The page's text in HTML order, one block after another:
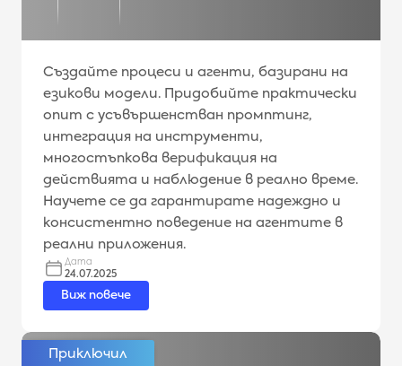
Създайте процеси и агенти, базирани на
езикови модели. Придобийте практически
опит с усъвършенстван промптинг,
интеграция на инструменти,
многостъпкова верификация на
действията и наблюдение в реално време.
Научете се да гарантирате надеждно и
консистентно поведение на агентите в
реални приложения.
Дата
24.07.2025
Виж повече